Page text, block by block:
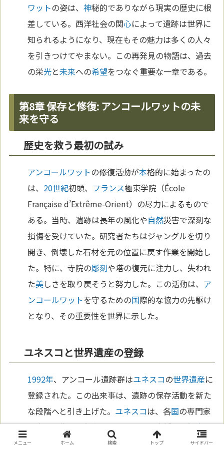
ワットの姿は、神秘的でありながら現実の歴史に根
差している。西洋社会の関心によって遺跡は世界に
知られるようになり、現在もその魅力は多くの人々
を引きつけてやまない。この再発見の物語は、過去
の栄光と未来への希望をつなぐ重要な一章である。
第8章 保存と修復: アンコールワットの未
来を守る
歴史を救う最初の試み
アンコールワットの修復活動が本格的に始まったの
は、 20世紀初頭、 フランス極東学院（École
Française d’Extrême-Orient）の尽力によるもので
ある。当時、遺跡は長年の風化や自然災害で深刻な
損傷を受けていた。研究者たちはジャングルを切り
開き、倒壊した石材を元の位置に戻す作業を開始し
た。特に、寺院の彫刻や塔の復元に注力し、失われ
た美しさを取り戻そうと努力した。この活動は、 ア
ンコールワットを守るための国際的な協力の先駆け
となり、その重要性を世界に示した。
ユネスコと世界遺産の登録
1992年、アンコール遺跡群はユネスコの世界遺産に
登録された。この出来事は、遺跡の保存活動を新た
な段階へと引き上げた。 ユネスコは、各国の専門家
や資金を集めて保存プロジェクトを支援し、観光開
発による被害を防ぐための対策を導入した。特に、
メニュー ホーム 検索 トップ サイドバー